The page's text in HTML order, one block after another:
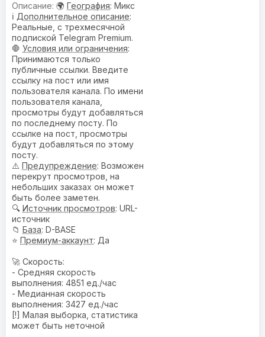
🌍 География: Микс
ℹ️ Дополнительное описание:
Реальные, с трехмесячной
подпиской Telegram Premium.
🛑 Условия или ограничения:
Принимаются только
публичные ссылки. Введите
ссылку на пост или имя
пользователя канала. По имени
пользователя канала,
просмотры будут добавляться
по последнему посту. По
ссылке на пост, просмотры
будут добавляться по этому
посту.
⚠️ Предупреждениe: Возможен
перекрут просмотров, на
небольших заказах он может
быть более заметен.
🔍 Источник просмотров: URL-
источник
📁 База: D-BASE
⭐ Премиум-аккаунт: Да
🚀 Скорость:
- Средняя скорость
выполнения: 4851 ед./час
- Медианная скорость
выполнения: 3427 ед./час
[!] Малая выборка, статистика
может быть неточной